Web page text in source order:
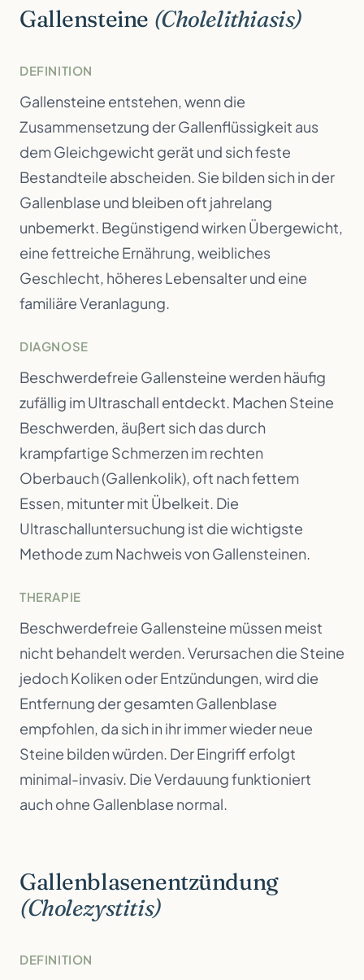
Gallensteine (Cholelithiasis)
DEFINITION
Gallensteine entstehen, wenn die
Zusammensetzung der Gallenflüssigkeit aus
dem Gleichgewicht gerät und sich feste
Bestandteile abscheiden. Sie bilden sich in der
Gallenblase und bleiben oft jahrelang
unbemerkt. Begünstigend wirken Übergewicht,
eine fettreiche Ernährung, weibliches
Geschlecht, höheres Lebensalter und eine
familiäre Veranlagung.
DIAGNOSE
Beschwerdefreie Gallensteine werden häufig
zufällig im Ultraschall entdeckt. Machen Steine
Beschwerden, äußert sich das durch
krampfartige Schmerzen im rechten
Oberbauch (Gallenkolik), oft nach fettem
Essen, mitunter mit Übelkeit. Die
Ultraschalluntersuchung ist die wichtigste
Methode zum Nachweis von Gallensteinen.
THERAPIE
Beschwerdefreie Gallensteine müssen meist
nicht behandelt werden. Verursachen die Steine
jedoch Koliken oder Entzündungen, wird die
Entfernung der gesamten Gallenblase
empfohlen, da sich in ihr immer wieder neue
Steine bilden würden. Der Eingriff erfolgt
minimal-invasiv. Die Verdauung funktioniert
auch ohne Gallenblase normal.
Gallenblasenentzündung
(Cholezystitis)
DEFINITION